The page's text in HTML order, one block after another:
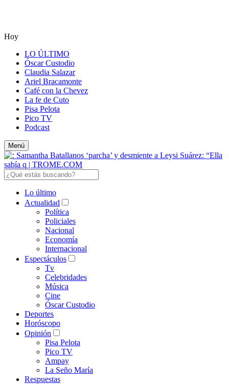
Hoy
LO ÚLTIMO
Óscar Custodio
Claudia Salazar
Ariel Bracamonte
Café con la Chevez
La fe de Cuto
Pisa Pelota
Pico TV
Podcast
Menú
Lo último
Actualidad
Política
Policiales
Nacional
Economía
Internacional
Espectáculos
Tv
Celebridades
Música
Cine
Óscar Custodio
Deportes
Horóscopo
Opinión
Pisa Pelota
Pico TV
Ampay
La Seño María
Respuestas